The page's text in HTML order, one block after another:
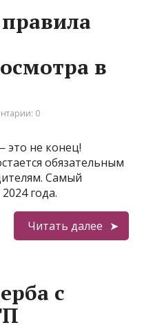
в
0
это не конец!
обязательным
Самый
года.
Читать далее
с